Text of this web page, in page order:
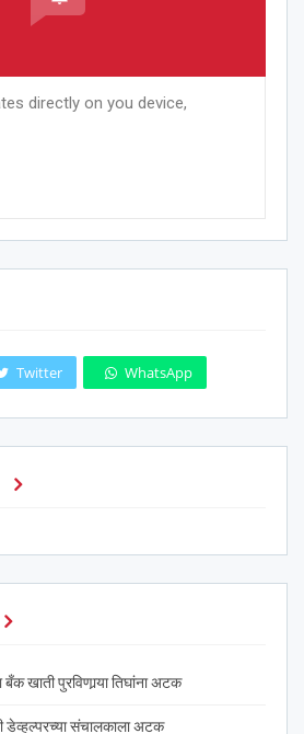
directly on you device,
Twitter WhatsApp
खाती पुरविणार्‍या तिघांना अटक
डेव्हल्परच्या संचालकाला अटक